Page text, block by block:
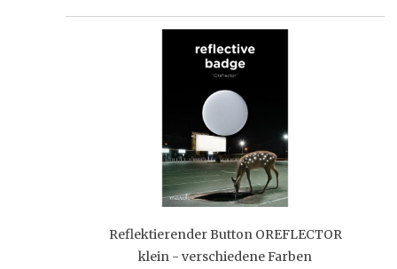
Reflektierender Button OREFLECTOR
klein - verschiedene Farben